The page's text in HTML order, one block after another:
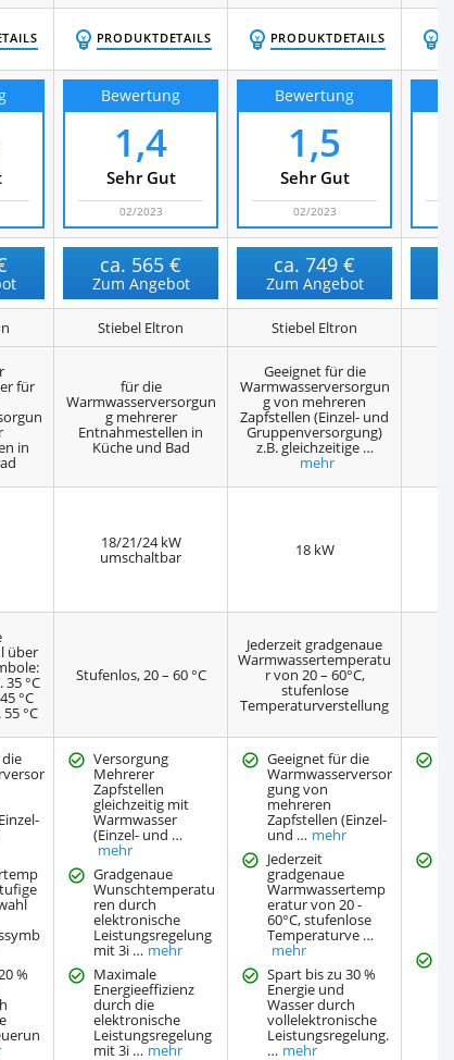
PRODUKTDETAILS PRODUKTDETAILS
Bewertung
1,4
Sehr Gut
02/2023
Bewertung
1,5
Sehr Gut
02/2023
ca. 565 €
Zum Angebot
ca.749 €
Zum Angebot
Stiebel Eltron Stiebel Eltron
für
in
für die
Warmwasserversorgun
g mehrerer
Entnahmestellen in
Küche und Bad
Geeignet für die
Warmwasserversorgun
g von mehreren
Zapfstellen (Einzel- und
Gruppenversorgung)
z.B. gleichzeitige …
mehr
18/21/24 kW
umschaltbar 18 kW
über
35 °C
°C
°C
Stufenlos, 20 – 60 °C
Jederzeit gradgenaue
Warmwassertemperatu
r von 20 – 60°C,
stufenlose
Temperaturverstellung
%
Versorgung
Mehrerer
Zapfstellen
gleichzeitig mit
Warmwasser
(Einzel- und …
mehr
Gradgenaue
Wunschtemperatu
ren durch
elektronische
Leistungsregelung
mit 3i … mehr
Maximale
Energieeffizienz
durch die
elektronische
Leistungsregelung
mit 3i … mehr
Geeignet für die
Warmwasserversor
gung von
mehreren
Zapfstellen (Einzel-
und … mehr
Jederzeit
gradgenaue
Warmwassertemp
eratur von 20 -
60°C, stufenlose
Temperaturve …
mehr
Spart bis zu 30 %
Energie und
Wasser durch
vollelektronische
Leistungsregelung.
… mehr